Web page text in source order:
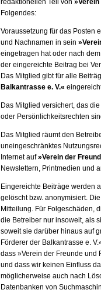
redaktionellen Teil von
Folgendes:
Voraussetzung für das Posten
und Nachnamen in sein
eingetragen hat oder nach
der eingereichte Beitrag bei
Das Mitglied gibt für alle
Balkantrasse e. V.«
Das Mitglied versichert, das
oder Persönlichkeitsrechten
Das Mitglied räumt den
uneingeschränktes
Internet auf»Verein der
Newslettern, Printmedien und
Eingereichte Beiträge werden
gelöscht bzw. anonymisiert.
Mitteilung. Für Folgeschäden,
die Betreiber nur insoweit, als
soweit sie darüber hinaus auf
Förderer der Balkantrasse e.
dass »Verein der Freunde und
und dass wir keinen Einfluss
möglicherweise auch nach
Datenbanken von